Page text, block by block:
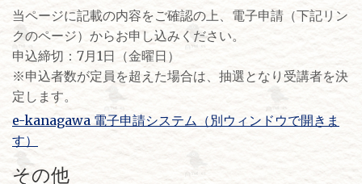
当ページに記載の内容をご確認の上、電子申請（下記リン
クのページ）からお申し込みください。
申込締切：7月1日（金曜日）
※申込者数が定員を超えた場合は、抽選となり受講者を決
定します。
e-kanagawa 電子申請システム（別ウィンドウで開きま
す）
その他